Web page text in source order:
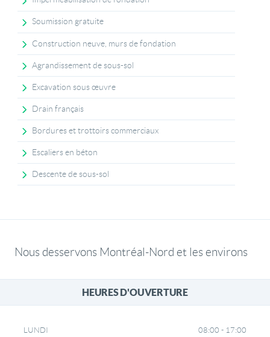
Soumission gratuite
Construction neuve, murs de fondation
Agrandissement de sous-sol
Excavation sous œuvre
Drain français
Bordures et trottoirs commerciaux
Escaliers en béton
Descente de sous-sol
Nous desservons Montréal-Nord et les environs
HEURES D'OUVERTURE
LUNDI 08:00 - 17:00